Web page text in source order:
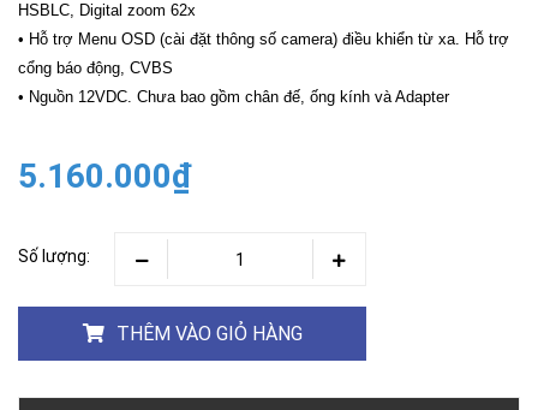
HSBLC, Digital zoom 62x
• Hỗ trợ Menu OSD (cài đặt thông số camera) điều khiển từ xa. Hỗ trợ
cổng báo động, CVBS
• Nguồn 12VDC. Chưa bao gồm chân đế, ống kính và Adapter
5.160.000₫
Số lượng:
THÊM VÀO GIỎ HÀNG